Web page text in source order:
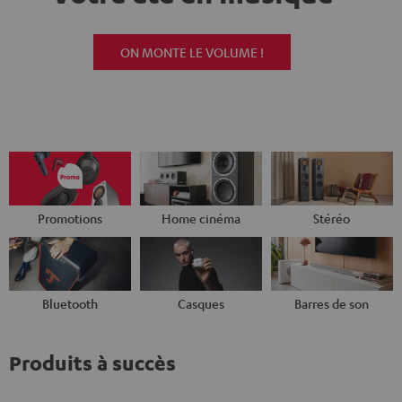
ON MONTE LE VOLUME !
Promotions Home cinéma Stéréo
Bluetooth Casques Barres de son
Produits à succès